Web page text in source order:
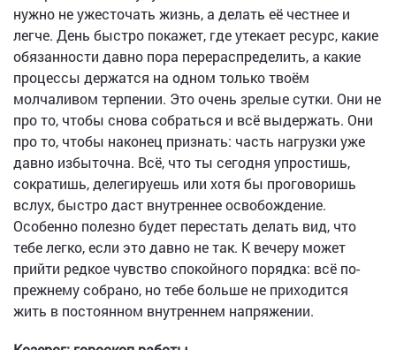
нужно не ужесточать жизнь, а делать её честнее и
легче. День быстро покажет, где утекает ресурс, какие
обязанности давно пора перераспределить, а какие
процессы держатся на одном только твоём
молчаливом терпении. Это очень зрелые сутки. Они не
про то, чтобы снова собраться и всё выдержать. Они
про то, чтобы наконец признать: часть нагрузки уже
давно избыточна. Всё, что ты сегодня упростишь,
сократишь, делегируешь или хотя бы проговоришь
вслух, быстро даст внутреннее освобождение.
Особенно полезно будет перестать делать вид, что
тебе легко, если это давно не так. К вечеру может
прийти редкое чувство спокойного порядка: всё по-
прежнему собрано, но тебе больше не приходится
жить в постоянном внутреннем напряжении.